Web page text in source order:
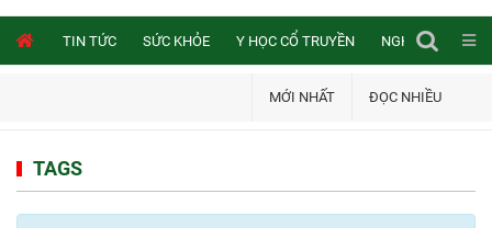
TIN TỨC SỨC KHỎE Y HỌC CỔ TRUYỀN NGHIÊN CỨU
MỚI NHẤT ĐỌC NHIỀU
TAGS